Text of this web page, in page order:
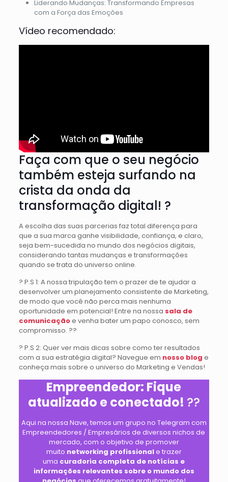
Liderando Mudanças: Transformando Empresas
com a Força das Emoções
Vídeo recomendado:
Faça com que o seu negócio
também esteja surfando na
crista da onda da
transformação digital! ?
A escolha das suas parcerias faz total diferença para
que a sua marca ganhe visibilidade, confiança, e claro,
seja bem-sucedida no mundo dos negócios digitais,
considerando tantas mudanças e transformações
quando se trata do universo online.
? P.S 1: A nossa tripulação tem o prazer de te ajudar a
desenvolver um planejamento consistente de Marketing,
de modo que você não perca mais nenhuma
oportunidade em potencial! Entre na nossa sala de
comunicaçãoe venha bater um papo conosco, sem
compromisso. ?‍?
? P.S 2: Quer ver mais dicas sobre como ter resultados
com a sua estratégia digital? Navegue em nosso blog e
conheça mais sobre o universo do Marketing e Vendas!
Empreendedor: Fique
atualizado e conectado! ?‍?
Aqui na nossa Nave, temos um grupo no Telegram com
Empreendedores / Empresários de diversos nichos de
mercado, com o objetivo de promover
muito networking profissionale trazer
uma curadoria completa de notícias e
informações relevantes sobre o mundo dos